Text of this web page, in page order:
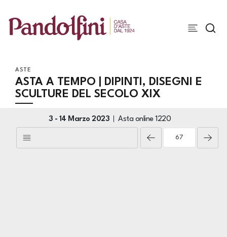
ASTE
ASTA A TEMPO | DIPINTI, DISEGNI E
SCULTURE DEL SECOLO XIX
3 - 14 Marzo 2023 Asta online1220